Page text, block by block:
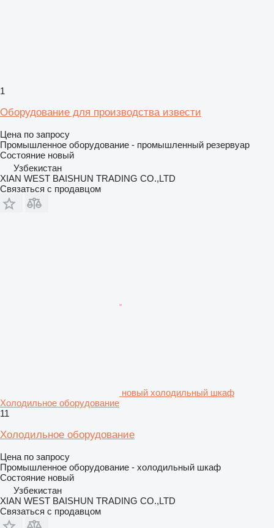
1
Оборудование для производства извести
Цена по запросу
Промышленное оборудование - промышленный резервуар
Состояние новый
Узбекистан
XIAN WEST BAISHUN TRADING CO.,LTD
Связаться с продавцом
новый холодильный шкаф
Холодильное оборудование
11
Холодильное оборудование
Цена по запросу
Промышленное оборудование - холодильный шкаф
Состояние новый
Узбекистан
XIAN WEST BAISHUN TRADING CO.,LTD
Связаться с продавцом